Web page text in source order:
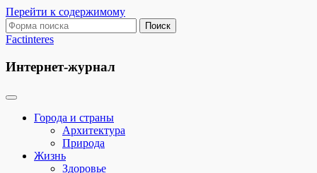
Перейти к содержимому
Поиск:
Factinteres
Интернет-журнал
Города и страны
Архитектура
Природа
Жизнь
Здоровье